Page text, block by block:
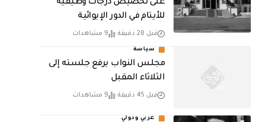
على تخصيص درجات وظيفية
للأيتام في الدور الإيوائية
قبل 28 دقيقة 9 مشاهدات
سياسة
مجلس النواب يرفع جلسته إلى
الثلاثاء المقبل
قبل 45 دقيقة 9 مشاهدات
عربي ودولي